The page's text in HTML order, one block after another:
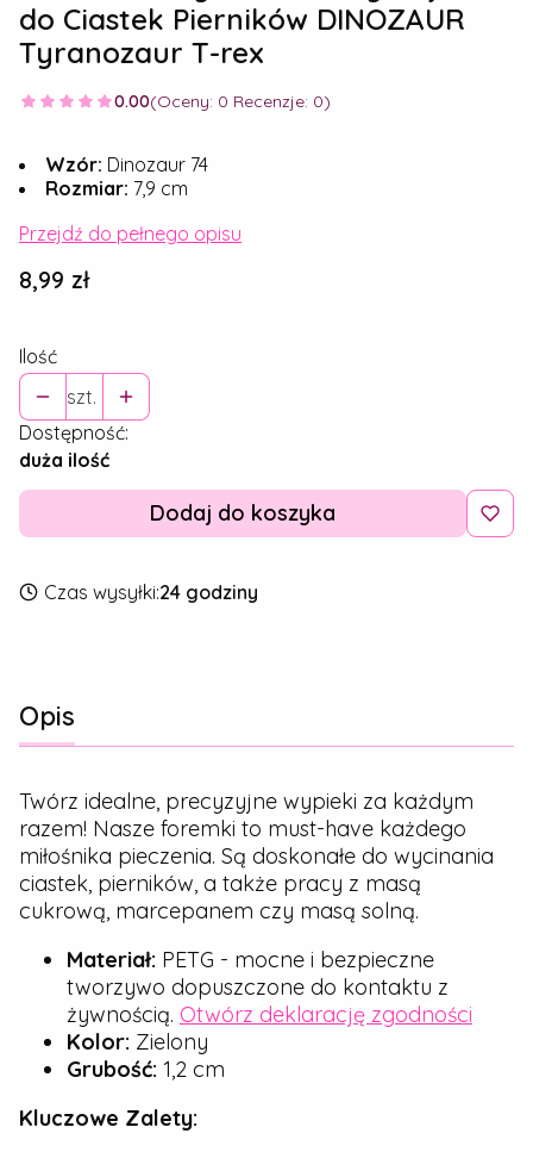
do Ciastek Pierników DINOZAUR
Tyranozaur T-rex
0.00(Oceny: 0 Recenzje: 0)
Wzór: Dinozaur 74
Rozmiar: 7,9 cm
Przejdź do pełnego opisu
Cena
8,99 zł
Ilość
szt.
Dostępność:
duża ilość
Dodaj do koszyka
Czas wysyłki:24 godziny
Opis
Twórz idealne, precyzyjne wypieki za każdym
razem! Nasze foremki to must-have każdego
miłośnika pieczenia. Są doskonałe do wycinania
ciastek, pierników, a także pracy z masą
cukrową, marcepanem czy masą solną.
Materiał: PETG - mocne i bezpieczne
tworzywo dopuszczone do kontaktu z
żywnością. Otwórz deklarację zgodności
Kolor: Zielony
Grubość: 1,2 cm
Kluczowe Zalety: